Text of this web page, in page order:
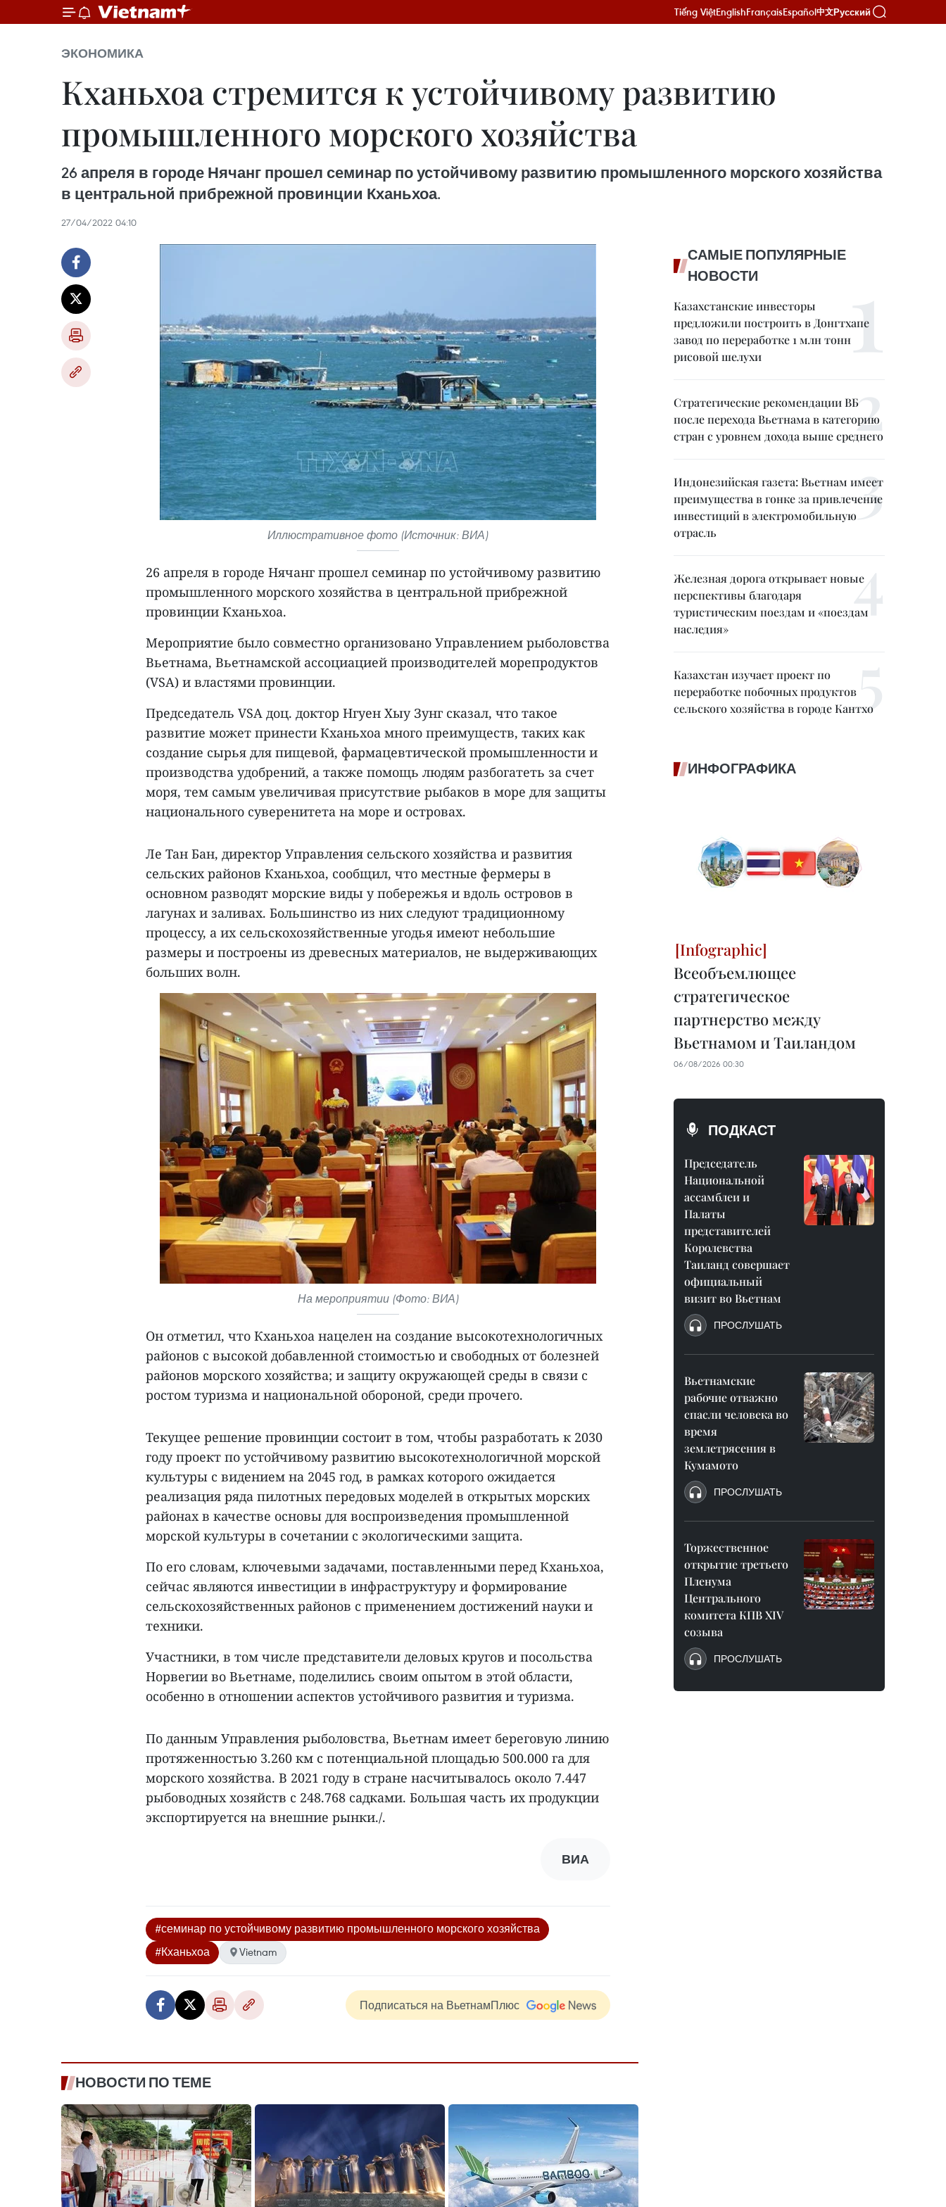
Tiếng ViệtEnglishFrançaisEspañol中文Русский
ЭКОНОМИКА
Кханьхоа стремится к устойчивому развитию
промышленного морского хозяйства
26 апреля в городе Нячанг прошел семинар по устойчивому развитию промышленного морского хозяйства
в центральной прибрежной провинции Кханьхоа.
27/04/2022 04:10
Иллюстративное фото (Источник: ВИА)
26 апреля в городе Нячанг прошел семинар по устойчивому развитию
промышленного морского хозяйства в центральной прибрежной
провинции Кханьхоа.
Мероприятие было совместно организовано Управлением рыболовства
Вьетнама, Вьетнамской ассоциацией производителей морепродуктов
(VSA) и властями провинции.
Председатель VSA доц. доктор Нгуен Хыу Зунг сказал, что такое
развитие может принести Кханьхоа много преимуществ, таких как
создание сырья для пищевой, фармацевтической промышленности и
производства удобрений, а также помощь людям разбогатеть за счет
моря, тем самым увеличивая присутствие рыбаков в море для защиты
национального суверенитета на море и островах.
Ле Тан Бан, директор Управления сельского хозяйства и развития
сельских районов Кханьхоа, сообщил, что местные фермеры в
основном разводят морские виды у побережья и вдоль островов в
лагунах и заливах. Большинство из них следуют традиционному
процессу, а их сельскохозяйственные угодья имеют небольшие
размеры и построены из древесных материалов, не выдерживающих
больших волн.
На мероприятии (Фото: ВИА)
Он отметил, что Кханьхоа нацелен на создание высокотехнологичных
районов с высокой добавленной стоимостью и свободных от болезней
районов морского хозяйства; и защиту окружающей среды в связи с
ростом туризма и национальной обороной, среди прочего.
Текущее решение провинции состоит в том, чтобы разработать к 2030
году проект по устойчивому развитию высокотехнологичной морской
культуры с видением на 2045 год, в рамках которого ожидается
реализация ряда пилотных передовых моделей в открытых морских
районах в качестве основы для воспроизведения промышленной
морской культуры в сочетании с экологическими защита.
По его словам, ключевыми задачами, поставленными перед Кханьхоа,
сейчас являются инвестиции в инфраструктуру и формирование
сельскохозяйственных районов с применением достижений науки и
техники.
Участники, в том числе представители деловых кругов и посольства
Норвегии во Вьетнаме, поделились своим опытом в этой области,
особенно в отношении аспектов устойчивого развития и туризма.
По данным Управления рыболовства, Вьетнам имеет береговую линию
протяженностью 3.260 км с потенциальной площадью 500.000 га для
морского хозяйства. В 2021 году в стране насчитывалось около 7.447
рыбоводных хозяйств с 248.768 садками. Большая часть их продукции
экспортируется на внешние рынки./.
ВИА
#семинар по устойчивому развитию промышленного морского хозяйства
#Кханьхоа
Vietnam
Подписаться на ВьетнамПлюс
НОВОСТИ ПО ТЕМЕ
САМЫЕ ПОПУЛЯРНЫЕ
НОВОСТИ
Казахстанские инвесторы
предложили построить в Донгтхапе
завод по переработке 1 млн тонн
рисовой шелухи
Стратегические рекомендации ВБ
после перехода Вьетнама в категорию
стран с уровнем дохода выше среднего
Индонезийская газета: Вьетнам имеет
преимущества в гонке за привлечение
инвестиций в электромобильную
отрасль
Железная дорога открывает новые
перспективы благодаря
туристическим поездам и «поездам
наследия»
Казахстан изучает проект по
переработке побочных продуктов
сельского хозяйства в городе Кантхо
ИНФОГРАФИКА
Всеобъемлющее
стратегическое
партнерство между
Вьетнамом и Таиландом
06/08/2026 00:30
ПОДКАСТ
Председатель
Национальной
ассамблеи и
Палаты
представителей
Королевства
Таиланд совершает
официальный
визит во Вьетнам
ПРОСЛУШАТЬ
Вьетнамские
рабочие отважно
спасли человека во
время
землетрясения в
Кумамото
ПРОСЛУШАТЬ
Торжественное
открытие третьего
Пленума
Центрального
комитета КПВ XIV
созыва
ПРОСЛУШАТЬ